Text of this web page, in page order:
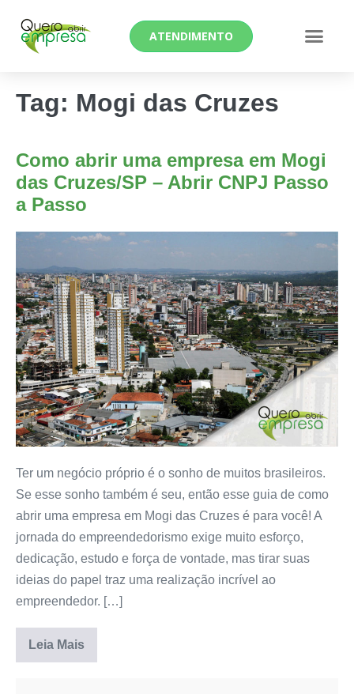
ATENDIMENTO
Tag: Mogi das Cruzes
Como abrir uma empresa em Mogi
das Cruzes/SP – Abrir CNPJ Passo
a Passo
Ter um negócio próprio é o sonho de muitos brasileiros.
Se esse sonho também é seu, então esse guia de como
abrir uma empresa em Mogi das Cruzes é para você! A
jornada do empreendedorismo exige muito esforço,
dedicação, estudo e força de vontade, mas tirar suas
ideias do papel traz uma realização incrível ao
empreendedor. […]
Leia Mais